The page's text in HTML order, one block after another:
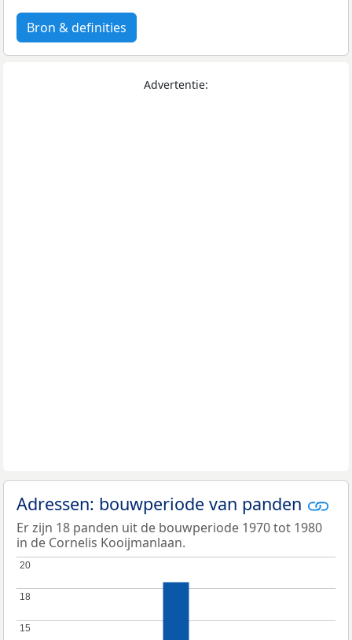
Bron & definities
Advertentie:
Adressen: bouwperiode van panden
Er zijn 18 panden uit de bouwperiode 1970 tot 1980
in de Cornelis Kooijmanlaan.
15
15
18
18
20
20